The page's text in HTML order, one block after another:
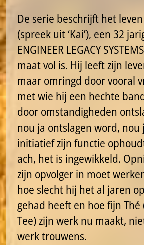
De serie beschrijft het
(spreek uit ‘Kai’), een 32
ENGINEER LEGACY
maat vol is. Hij leeft zijn
maar omringd door vooral
met wie hij een hechte
door omstandigheden
nou ja ontslagen word, nou
initiatief zijn functie
ach, het is ingewikkeld.
zijn opvolger in moet
hoe slecht hij het al jaren
gehad heeft en hoe fijn
Tee) zijn werk nu maakt,
werk trouwens.